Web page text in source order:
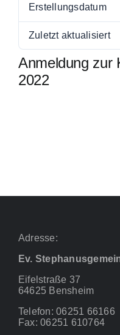
Erstellungsdatum
Zuletzt aktualisiert
Anmeldung zur
2022
Adresse:
Ev.
Eifelstraße 37
64625 Bensheim
Telefon: 06251 66166
Fax: 06251 610764